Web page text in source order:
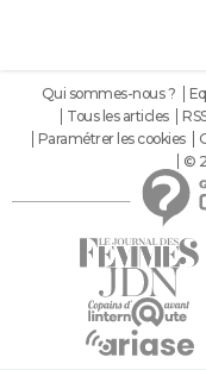
Qui sommes-nous ?
Tous les articles
Paramétrer les cookies
©